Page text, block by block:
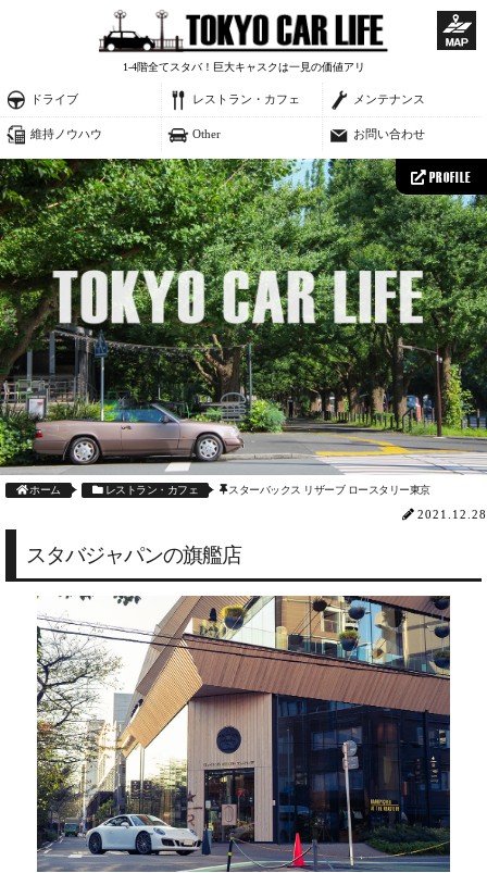
1-4階全てスタバ！巨大キャスクは一見の価値アリ
ドライブ レストラン・カフェ メンテナンス
維持ノウハウ Other お問い合わせ
PROFILE
ホーム レストラン・カフェ スターバックス リザーブ ロースタリー東京
2021.12.28
スタバジャパンの旗艦店